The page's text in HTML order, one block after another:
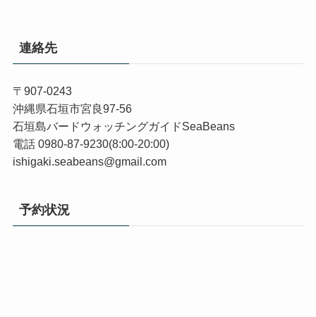
連絡先
〒907-0243
沖縄県石垣市宮良97-56
石垣島バードウォッチングガイドSeaBeans
電話 0980-87-9230(8:00-20:00)
ishigaki.seabeans@gmail.com
予約状況